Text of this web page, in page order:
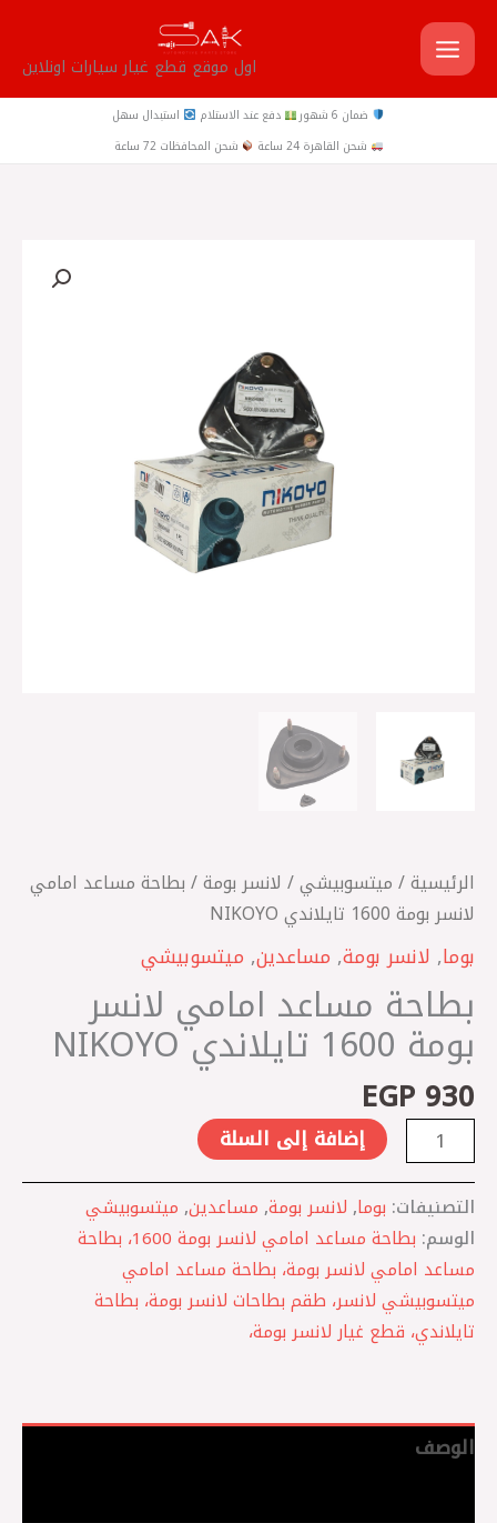
تخطي
إلى
المحتوى
اول موقع قطع غيار سيارات اونلاين
ضمان 6 شهور دفع عند الاستلام
استبدال سهل
شحن القاهرة 24 ساعة
شحن المحافظات 72 ساعة
الرئيسية/ ميتسوبيشي/ لانسر بومة/ بطاحة مساعد امامي
لانسر بومة 1600 تايلاندي NIKOYO
بوما, لانسر بومة, مساعدين, ميتسوبيشي
بطاحة مساعد امامي لانسر
بومة 1600 تايلاندي NIKOYO
EGP 930
إضافة إلى السلة
التصنيفات: بوما, لانسر بومة, مساعدين, ميتسوبيشي
الوسم:
بطاحة مساعد امامي لانسر بومة 1600، بطاحة
مساعد امامي لانسر بومة، بطاحة مساعد امامي
ميتسوبيشي لانسر، طقم بطاحات لانسر بومة، بطاحة
تايلاندي، قطع غيار لانسر بومة،
الوصف